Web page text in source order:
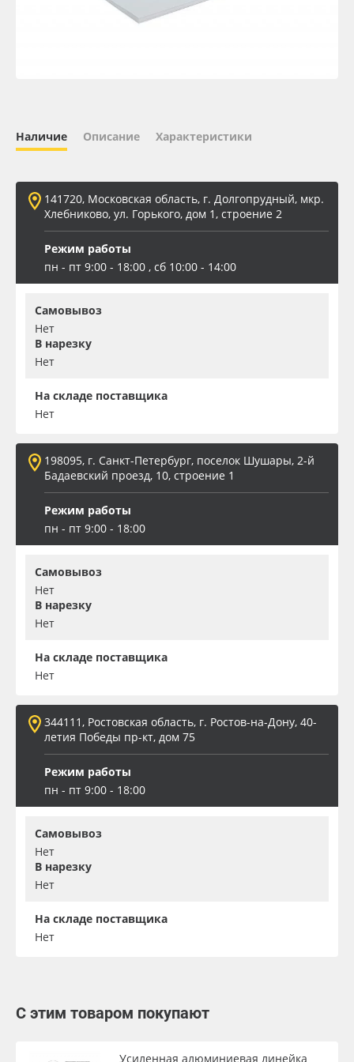
ПЭТ листовой
ПЭТ бэклит
Вспененный ПВХ
Баннер
Заготовки для сувениров
Наличие Описание Характеристики
141720, Московская область, г. Долгопрудный, мкр.
Хлебниково, ул. Горького, дом 1, строение 2
Режим работы
пн - пт 9:00 - 18:00 , сб 10:00 - 14:00
Самовывоз
Нет
В нарезку
Нет
На складе поставщика
Нет
198095, г. Санкт-Петербург, поселок Шушары, 2-й
Бадаевский проезд, 10, строение 1
Режим работы
пн - пт 9:00 - 18:00
Самовывоз
Нет
В нарезку
Нет
На складе поставщика
Нет
344111, Ростовская область, г. Ростов-на-Дону, 40-
летия Победы пр-кт, дом 75
Режим работы
пн - пт 9:00 - 18:00
Самовывоз
Нет
В нарезку
Нет
На складе поставщика
Нет
С этим товаром покупают
Усиленная алюминиевая линейка